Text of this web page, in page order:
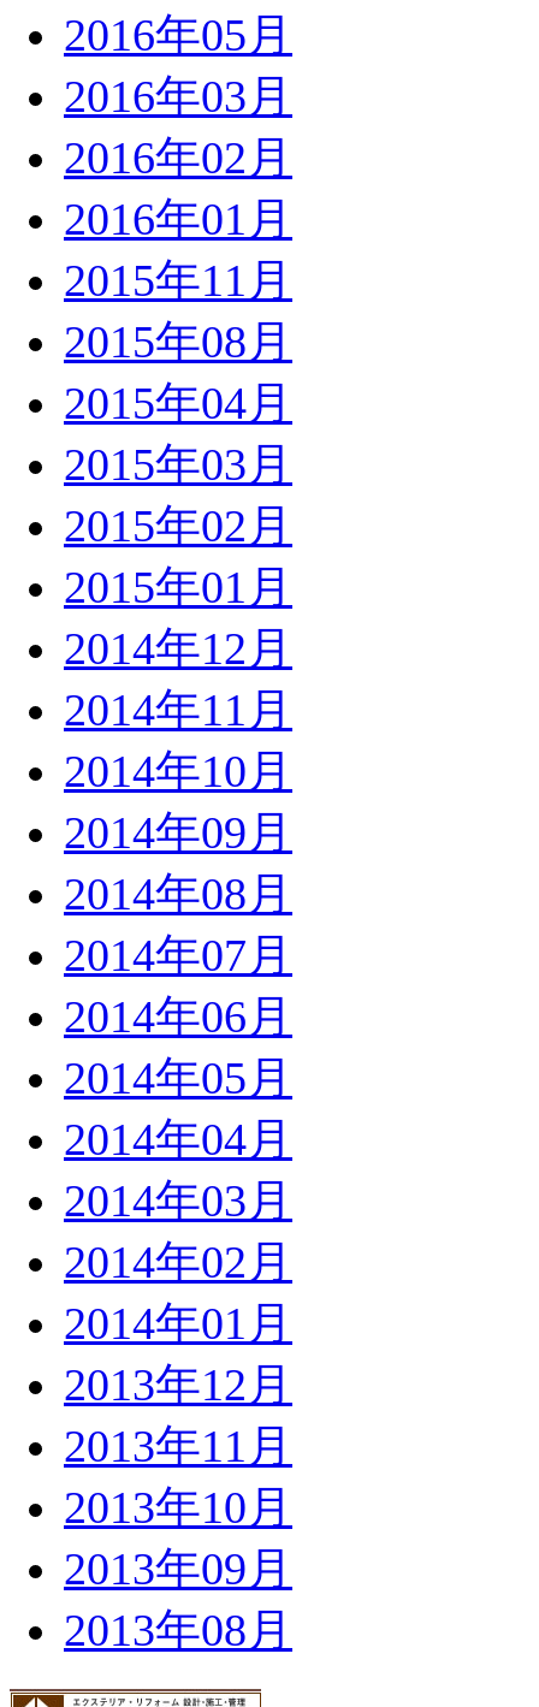
2016年05月
2016年03月
2016年02月
2016年01月
2015年11月
2015年08月
2015年04月
2015年03月
2015年02月
2015年01月
2014年12月
2014年11月
2014年10月
2014年09月
2014年08月
2014年07月
2014年06月
2014年05月
2014年04月
2014年03月
2014年02月
2014年01月
2013年12月
2013年11月
2013年10月
2013年09月
2013年08月